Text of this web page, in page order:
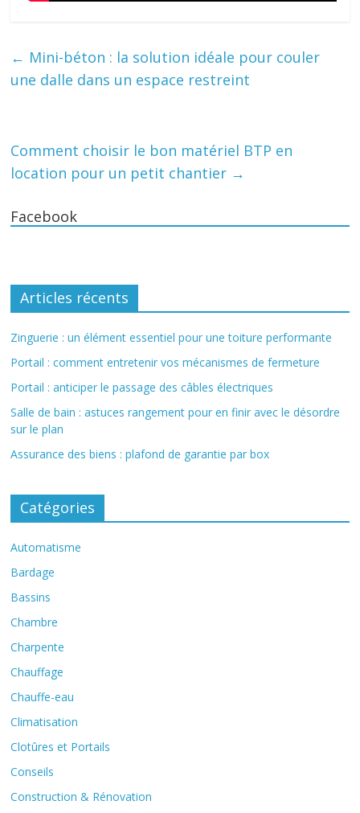
← Mini-béton : la solution idéale pour couler
une dalle dans un espace restreint
Comment choisir le bon matériel BTP en
location pour un petit chantier →
Facebook
Articles récents
Zinguerie : un élément essentiel pour une toiture performante
Portail : comment entretenir vos mécanismes de fermeture
Portail : anticiper le passage des câbles électriques
Salle de bain : astuces rangement pour en finir avec le désordre
sur le plan
Assurance des biens : plafond de garantie par box
Catégories
Automatisme
Bardage
Bassins
Chambre
Charpente
Chauffage
Chauffe-eau
Climatisation
Clotûres et Portails
Conseils
Construction & Rénovation